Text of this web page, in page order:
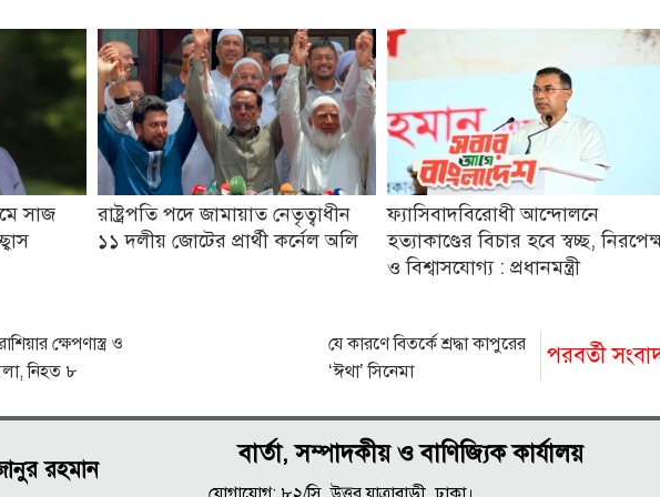
সাজ
রাষ্ট্রপতি পদে জামায়াত নেতৃত্বাধীন
১১ দলীয় জোটের প্রার্থী কর্নেল অলি
ফ্যাসিবাদবিরোধী আন্দোলনে
হত্যাকাণ্ডের বিচার হবে স্বচ্ছ,
ও বিশ্বাসযোগ্য : প্রধানমন্ত্রী
ক্ষেপণাস্ত্র ও
নিহত ৮
পরবর্তী
যে কারণে বিতর্কে শ্রদ্ধা কাপুরের
‘ঈথা’ সিনেমা
রহমান
বার্তা, সম্পাদকীয় ও বাণিজ্যিক কার্যালয়